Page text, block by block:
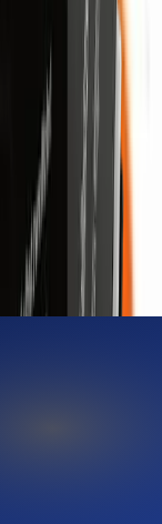
Rotator-
SAG,
künftig über